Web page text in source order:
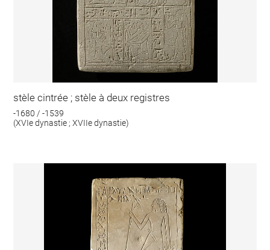
stèle cintrée ; stèle à deux registres
-1680 / -1539
(XVIe dynastie ; XVIIe dynastie)